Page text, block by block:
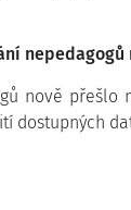
nově
dostupných